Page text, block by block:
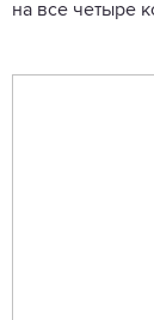
на все четыре